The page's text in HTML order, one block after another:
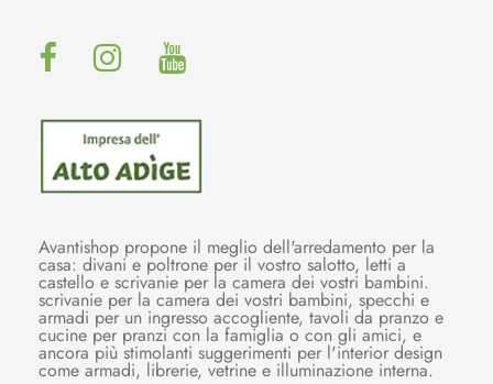
Avantishop propone il meglio dell'arredamento per la
casa: divani e poltrone per il vostro salotto, letti a
castello e scrivanie per la camera dei vostri bambini.
scrivanie per la camera dei vostri bambini, specchi e
armadi per un ingresso accogliente, tavoli da pranzo e
cucine per pranzi con la famiglia o con gli amici, e
ancora più stimolanti suggerimenti per l'interior design
come armadi, librerie, vetrine e illuminazione interna.